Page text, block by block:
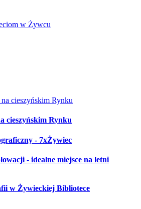
cieszyńskim Rynku
- 7xŻywiec
- idealne miejsce na letni
w Żywieckiej Bibliotece